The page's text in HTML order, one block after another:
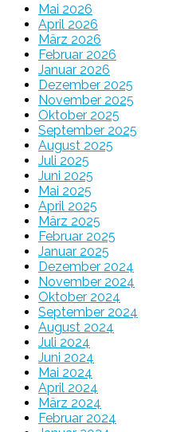
Mai 2026
April 2026
März 2026
Februar 2026
Januar 2026
Dezember 2025
November 2025
Oktober 2025
September 2025
August 2025
Juli 2025
Juni 2025
Mai 2025
April 2025
März 2025
Februar 2025
Januar 2025
Dezember 2024
November 2024
Oktober 2024
September 2024
August 2024
Juli 2024
Juni 2024
Mai 2024
April 2024
März 2024
Februar 2024